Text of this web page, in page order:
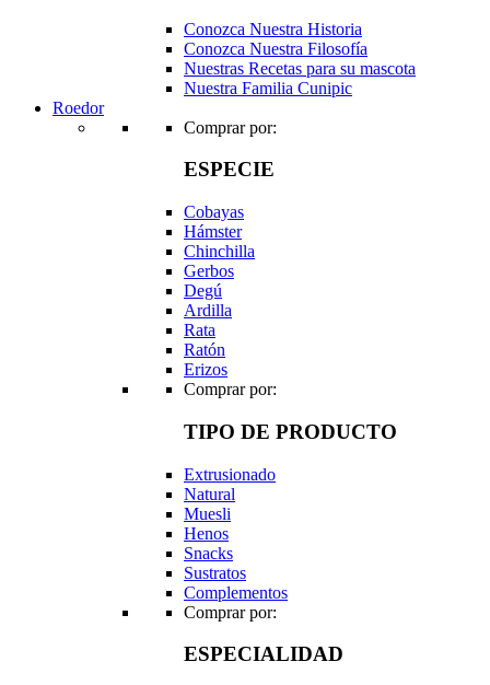
Conozca Nuestra Historia
Conozca Nuestra Filosofía
Nuestras Recetas para su mascota
Nuestra Familia Cunipic
Roedor
Comprar por:
ESPECIE
Cobayas
Hámster
Chinchilla
Gerbos
Degú
Ardilla
Rata
Ratón
Erizos
Comprar por:
TIPO DE PRODUCTO
Extrusionado
Natural
Muesli
Henos
Snacks
Sustratos
Complementos
Comprar por:
ESPECIALIDAD